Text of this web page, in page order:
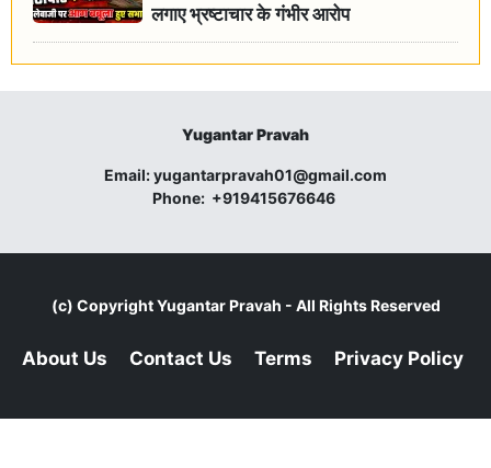
लगाए भ्रष्टाचार के गंभीर आरोप
Yugantar Pravah
Email:yugantarpravah01@gmail.com
Phone: +919415676646
(c) CopyrightYugantar Pravah - All Rights Reserved
About Us Contact Us Terms Privacy Policy